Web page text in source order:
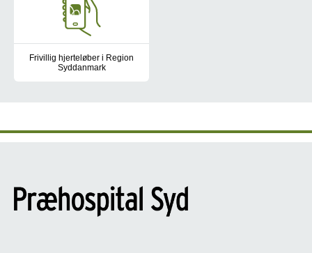
Frivillig hjerteløber i Region
Syddanmark